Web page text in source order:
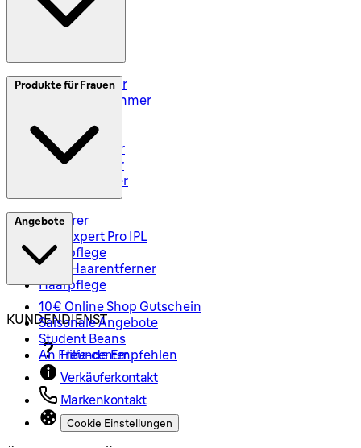
Elektrorasierer
Styler und Trimmer
Rasiersets
Rasierzubehör
Body Groomer
Haarschneider
Produkte für Frauen
Epilierer
Silk-Expert Pro IPL
Hautpflege
Mini-Haarentferner
Haarpflege
Angebote
10€ Online Shop Gutschein
Saisonale Angebote
Student Beans
An Freunde Empfehlen
KUNDENDIENST
Hilfe-center
Verkäuferkontakt
Markenkontakt
Cookie Einstellungen